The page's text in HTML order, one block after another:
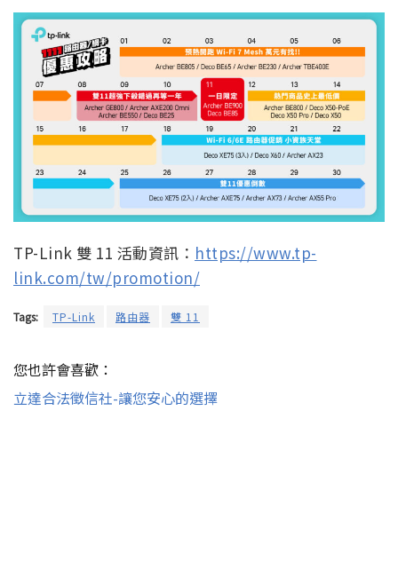
TP-Link 雙 11 活動資訊： https://www.tp-
link.com/tw/promotion/
Tags: TP-Link 路由器 雙 11
您也許會喜歡：
立達合法徵信社-讓您安心的選擇